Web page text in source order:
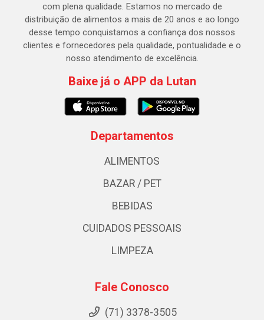
com plena qualidade. Estamos no mercado de
distribuição de alimentos a mais de 20 anos e ao longo
desse tempo conquistamos a confiança dos nossos
clientes e fornecedores pela qualidade, pontualidade e o
nosso atendimento de excelência.
Baixe já o APP da Lutan
Departamentos
ALIMENTOS
BAZAR / PET
BEBIDAS
CUIDADOS PESSOAIS
LIMPEZA
Fale Conosco
(71) 3378-3505